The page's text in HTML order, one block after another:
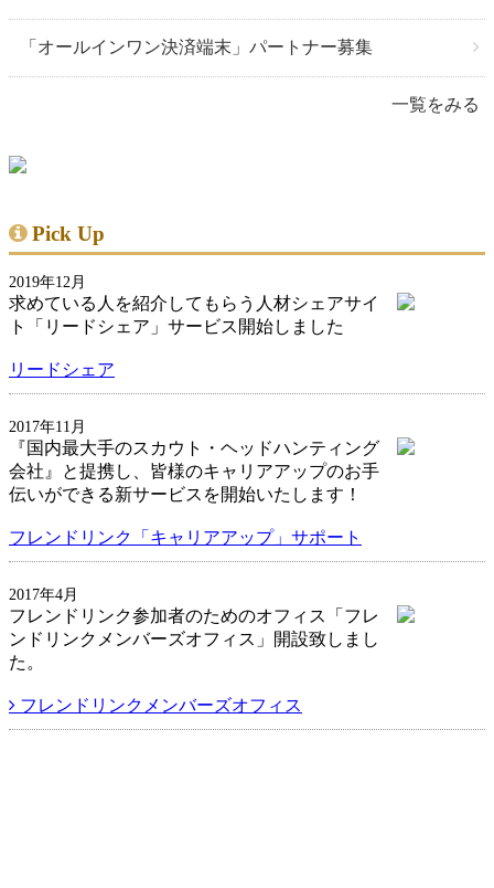
「オールインワン決済端末」パートナー募集
一覧をみる
Pick Up
2019年12月
求めている人を紹介してもらう人材シェアサイ
ト「リードシェア」サービス開始しました
リードシェア
2017年11月
『国内最大手のスカウト・ヘッドハンティング
会社』と提携し、皆様のキャリアアップのお手
伝いができる新サービスを開始いたします！
フレンドリンク「キャリアアップ」サポート
2017年4月
フレンドリンク参加者のためのオフィス「フレ
ンドリンクメンバーズオフィス」開設致しまし
た。
フレンドリンクメンバーズオフィス